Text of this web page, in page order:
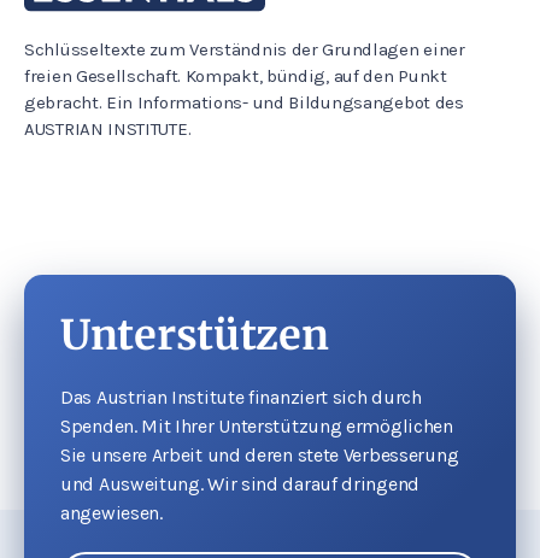
Schlüsseltexte zum Verständnis der Grundlagen einer
freien Gesellschaft. Kompakt, bündig, auf den Punkt
gebracht. Ein Informations- und Bildungsangebot des
AUSTRIAN INSTITUTE.
Unterstützen
Das Austrian Institute finanziert sich durch
Spenden. Mit Ihrer Unterstützung ermöglichen
Sie unsere Arbeit und deren stete Verbesserung
und Ausweitung. Wir sind darauf dringend
angewiesen.